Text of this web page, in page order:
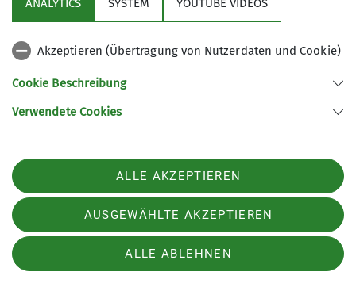
neuen Gesichtern! Danke nochmal an Sepp, der
sich wegen der hohen Teilnehmerzahl als
zusätzlicher Tourenleiter zur Verfügung stellte.
Bericht und Tourenleiter: Alois; Fotos: Cordula und
ANALYTICS SYSTEM YOUTUBE VIDEOS
Akzeptieren (Übertragung von Nutzerdaten und Cookie)
Cookie Beschreibung
Verwendete Cookies
ALLE AKZEPTIEREN
AUSGEWÄHLTE AKZEPTIEREN
ALLE ABLEHNEN